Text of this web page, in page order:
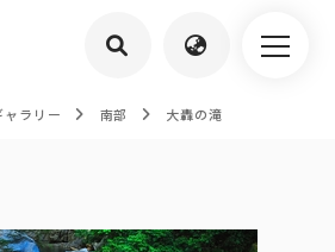
ャラリー 南部 大轟の滝